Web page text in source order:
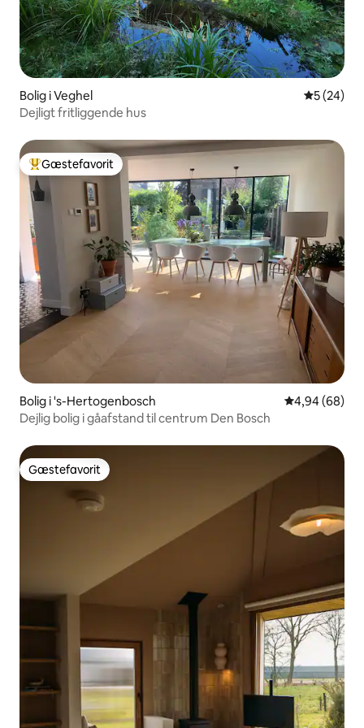
Bolig i Veghel 5 ud af 5 i
5 (24)
Dejligt fritliggende hus
Bedste gæstefavorit
Gæstefavorit
Bolig i 's-Hertogenbosch 4,94 ud af 5 i
4,94 (68)
Dejlig bolig i gåafstand til centrum Den Bosch
Gæstefavorit
Gæstefavorit